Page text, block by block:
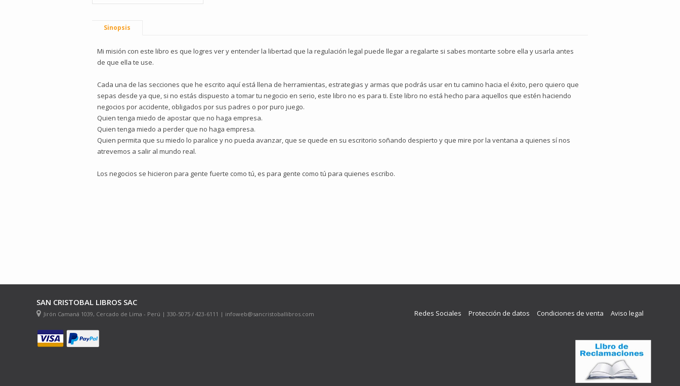
Sinopsis
Mi misión con este libro es que logres ver y entender la libertad que la regulación legal puede llegar a regalarte si sabes montarte sobre ella y usarla antes
de que ella te use.
Cada una de las secciones que he escrito aquí está llena de herramientas, estrategias y armas que podrás usar en tu camino hacia el éxito, pero quiero que
sepas desde ya que, si no estás dispuesto a tomar tu negocio en serio, este libro no es para ti. Este libro no está hecho para aquellos que estén haciendo
negocios por accidente, obligados por sus padres o por puro juego.
Quien tenga miedo de apostar que no haga empresa.
Quien tenga miedo a perder que no haga empresa.
Quien permita que su miedo lo paralice y no pueda avanzar, que se quede en su escritorio soñando despierto y que mire por la ventana a quienes sí nos
atrevemos a salir al mundo real.
Los negocios se hicieron para gente fuerte como tú, es para gente como tú para quienes escribo.
Aviso legal
Condiciones de venta
Protección de datos
Redes Sociales
SAN CRISTOBAL LIBROS SAC
Jirón Camaná 1039, Cercado de Lima - Perú | 330-5075 / 423-6111 | infoweb@sancristoballibros.com